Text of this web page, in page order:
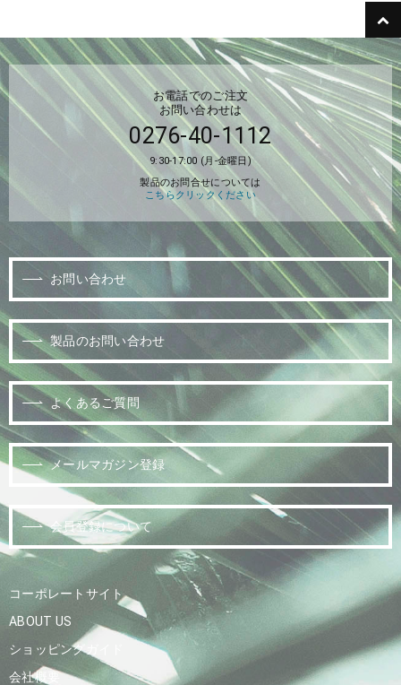
お電話でのご注文
お問い合わせは
0276-40-1112
9:30-17:00 (月-金曜日)
製品のお問合せについては
こちらクリックください
お問い合わせ
製品のお問い合わせ
よくあるご質問
メールマガジン登録
会員登録について
コーポレートサイト
ABOUT US
ショッピングガイド
会社概要